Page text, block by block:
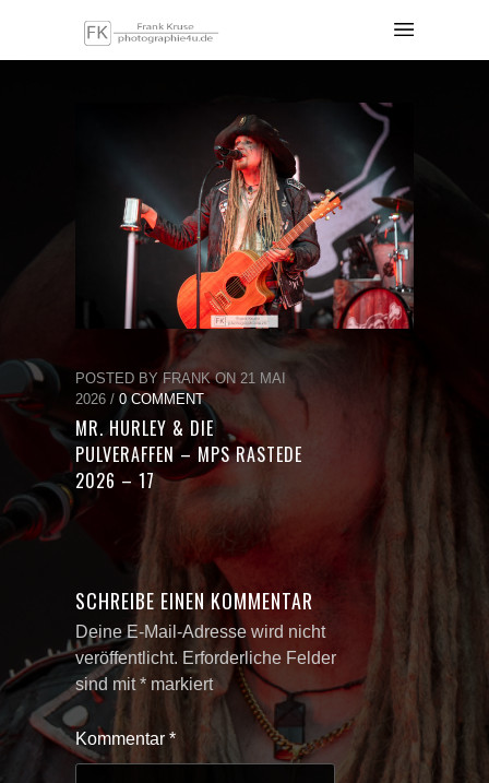
POSTED BY FRANK ON 21 MAI
2026 / 0 COMMENT
MR. HURLEY & DIE
PULVERAFFEN – MPS RASTEDE
2026 – 17
SCHREIBE EINEN KOMMENTAR
Deine E-Mail-Adresse wird nicht
veröffentlicht. Erforderliche Felder
sind mit* markiert
Kommentar *